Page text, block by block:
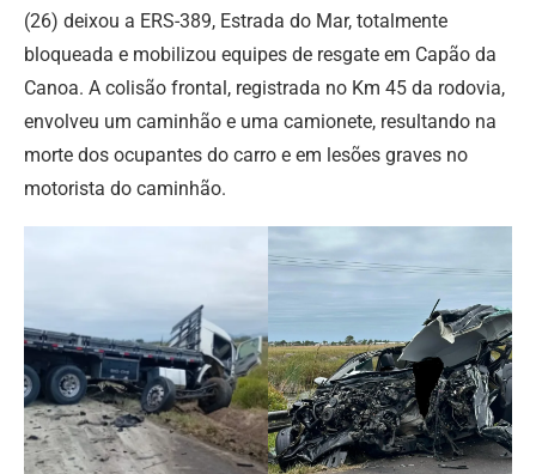
(26) deixou a ERS-389, Estrada do Mar, totalmente
bloqueada e mobilizou equipes de resgate em Capão da
Canoa. A colisão frontal, registrada no Km 45 da rodovia,
envolveu um caminhão e uma camionete, resultando na
morte dos ocupantes do carro e em lesões graves no
motorista do caminhão.